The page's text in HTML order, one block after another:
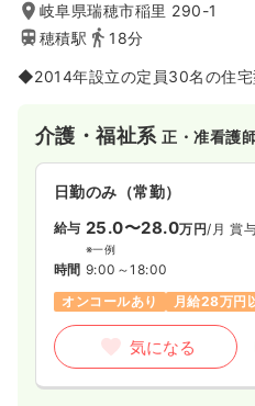
岐阜県瑞穂市稲里 290-1
穂積駅
18分
◆2014年設立の定員30名の住宅
介護・福祉系正・准看護
日勤のみ（常勤）
給与 25.0〜28.0万円/月 賞
※一例
時間 9:00～18:00
オンコールあり
月給28万円
気になる